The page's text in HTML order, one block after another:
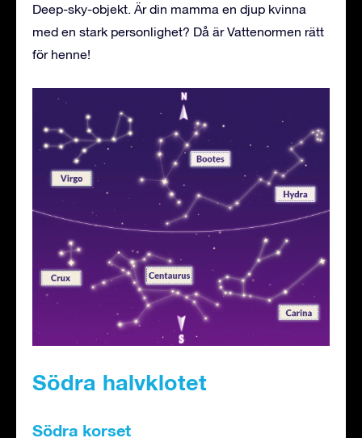
Deep-sky-objekt. Är din mamma en djup kvinna
med en stark personlighet? Då är Vattenormen rätt
för henne!
Södra halvklotet
Södra korset